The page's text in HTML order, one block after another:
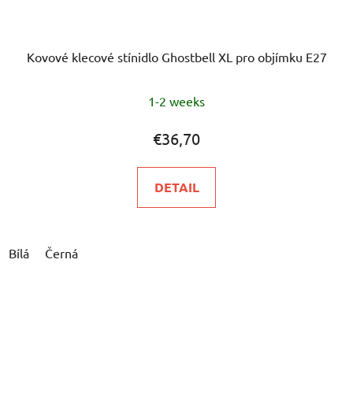
Kovové klecové stínidlo Ghostbell XL pro objímku E27
1-2 weeks
€36,70
DETAIL
Bílá Černá